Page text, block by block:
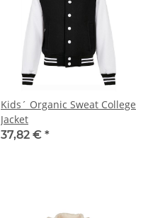
Kids´ Organic Sweat College
Jacket
37,82 € *